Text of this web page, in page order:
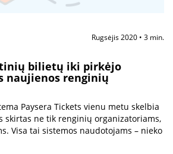
Rugsėjis 2020 • 3 min.
bilietų iki pirkėjo
naujienos renginių
Paysera Tickets vienu metu skelbia
skirtas ne tik renginių organizatoriams,
Visa tai sistemos naudotojams – nieko